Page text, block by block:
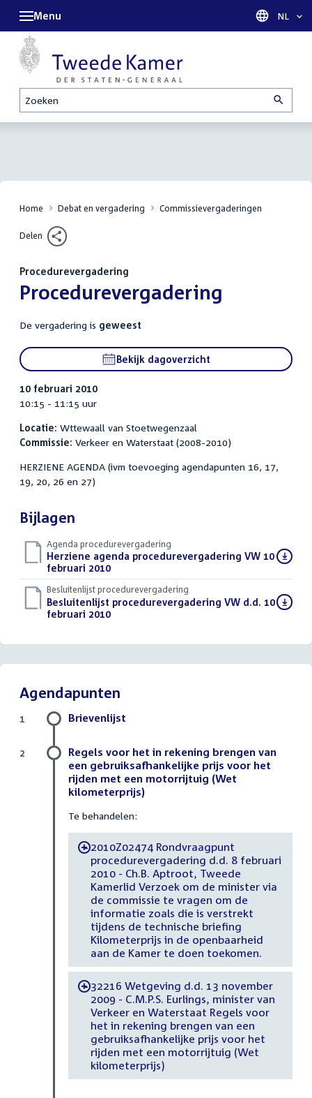
Zoeken
Menu Taal
NL
Home Debat en vergadering Commissievergaderingen
Delen
Procedurevergadering
:Procedurevergadering
De vergadering is geweest
Bekijk dagoverzicht
10 februari 2010
10:15 - 11:15 uur
Locatie: Wttewaall van Stoetwegenzaal
Commissie: Verkeer en Waterstaat (2008-2010)
HERZIENE AGENDA (ivm toevoeging agendapunten 16, 17,
19, 20, 26 en 27)
Bijlagen
Agenda procedurevergadering
Download
bestand:
Herziene agenda procedurevergadering VW 10
februari 2010(PDF)
Besluitenlijst procedurevergadering
Download
bestand:
Besluitenlijst procedurevergadering VW d.d. 10
februari 2010(PDF)
Agendapunten
Brievenlijst
1
Regels voor het in rekening brengen van
een gebruiksafhankelijke prijs voor het
rijden met een motorrijtuig (Wet
kilometerprijs)
Te behandelen:
-2010Z02474 Rondvraagpunt
procedurevergadering d.d. 8 februari
2010 - Ch.B. Aptroot, Tweede
Kamerlid Verzoek om de minister via
de commissie te vragen om de
informatie zoals die is verstrekt
tijdens de technische briefing
Kilometerprijs in de openbaarheid
aan de Kamer te doen toekomen.
-32216 Wetgeving d.d. 13 november
2009 - C.M.P.S. Eurlings, minister van
Verkeer en Waterstaat Regels voor
het in rekening brengen van een
gebruiksafhankelijke prijs voor het
rijden met een motorrijtuig (Wet
kilometerprijs)
2